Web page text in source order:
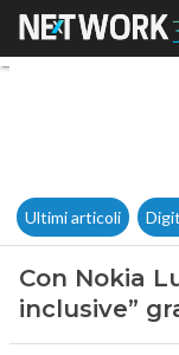
Ultimi articoli
Con Nokia
inclusive”